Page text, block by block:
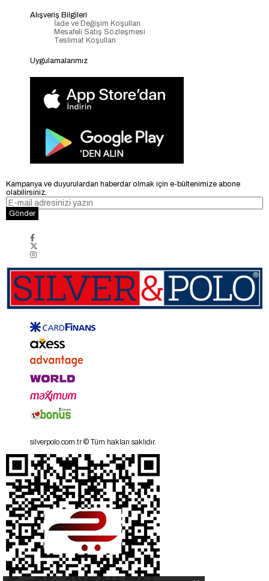
Alışveriş Bilgileri
İade ve Değişim Koşulları
Mesafeli Satış Sözleşmesi
Teslimat Koşulları
Uygulamalarımız
Kampanya ve duyurulardan haberdar olmak için e-bültenimize abone
olabilirsiniz.
Gönder
silverpolo.com.tr © Tüm hakları saklıdır.